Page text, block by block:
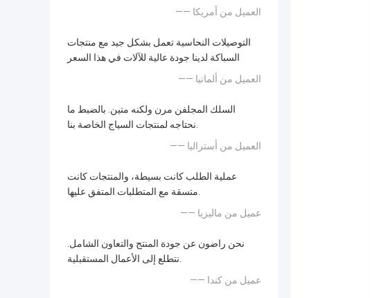
—— العميل من أمريكا
التوصيلات النحاسية تعمل بشكل جيد مع منتجات
السباكة لدينا جودة عالية للآلات في هذا السعر
—— العميل من ألمانيا
السلك المجلفن مرن ولكنه متين. بالضبط ما
نحتاجه لمنتجات السياج الخاصة بنا.
—— العميل من أستراليا
عملية الطلب كانت بسيطة، والمنتجات كانت
متسقة مع المتطلبات المتفق عليها.
—— عميل من ماليزيا
نحن راضون عن جودة المنتج والتعاون الشامل.
نتطلع إلى الأعمال المستقبلية.
—— عميل من كندا